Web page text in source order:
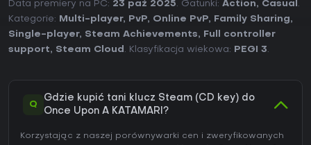
Data premiery na PC: 23 paź 2025. Gatunki: Action, Casual .
Kategorie:
Multi-player, PvP, Online PvP, Family Sharing,
Single-player, Steam Achievements,
Full controller
support, Steam Cloud . Klasyfikacja wiekowa: PEGI 3.
Q
Gdzie kupić tani klucz Steam (CD key) do
Once Upon A KATAMARI?
Korzystając z naszej porównywarki cen i zweryfikowanych